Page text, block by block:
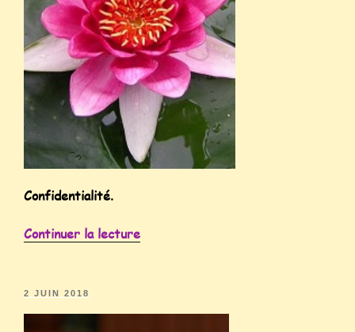
Confidentialité.
Continuer la lecture
2 JUIN 2018